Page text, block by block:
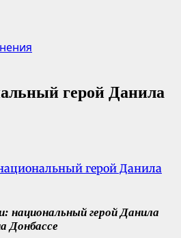
герой Данила
национальный герой Данила
Донбассе